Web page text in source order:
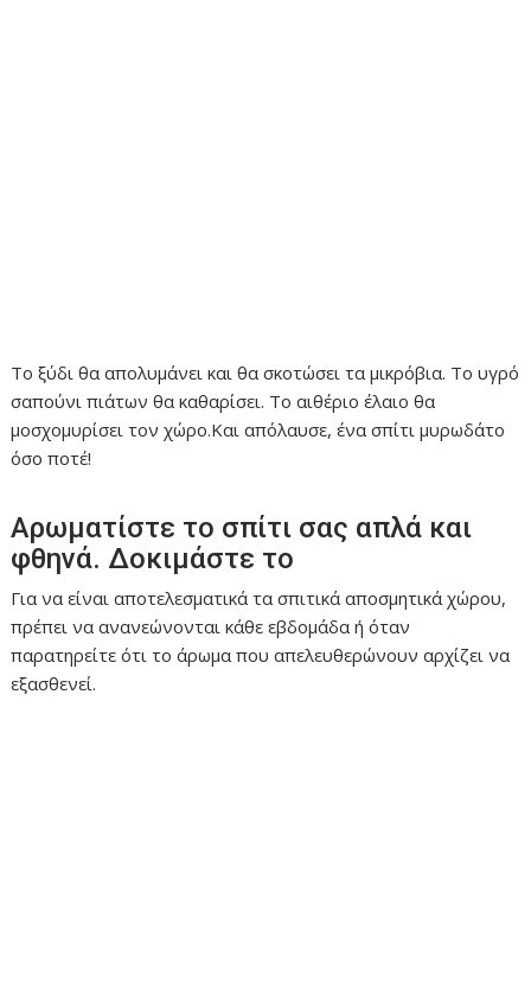
Το ξύδι θα απολυμάνει και θα σκοτώσει τα μικρόβια. Το υγρό
σαπούνι πιάτων θα καθαρίσει. Το αιθέριο έλαιο θα
μοσχομυρίσει τον χώρο.Και απόλαυσε, ένα σπίτι μυρωδάτο
όσο ποτέ!
Αρωματίστε το σπίτι σας απλά και
φθηνά. Δοκιμάστε το
Για να είναι αποτελεσματικά τα σπιτικά αποσμητικά χώρου,
πρέπει να ανανεώνονται κάθε εβδομάδα ή όταν
παρατηρείτε ότι το άρωμα που απελευθερώνουν αρχίζει να
εξασθενεί.